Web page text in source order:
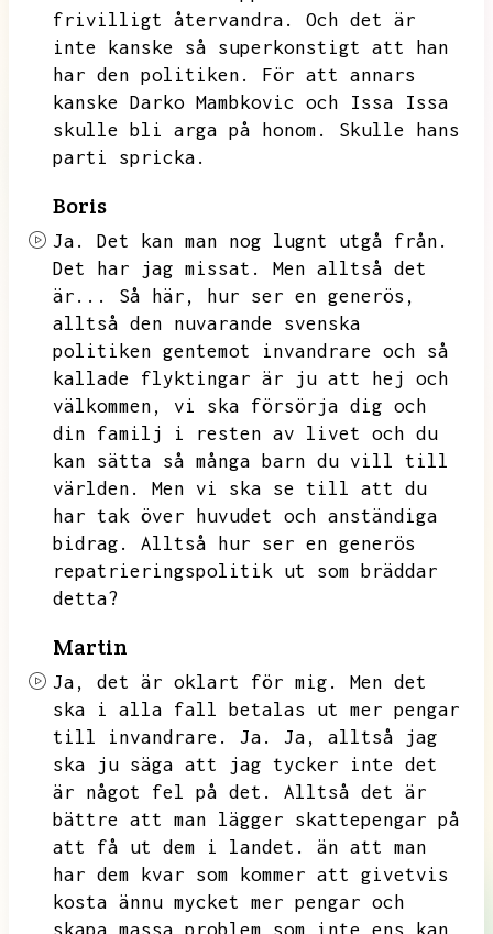
frivilligt återvandra.
Och det är
inte kanske så superkonstigt att han
har den politiken.
För att annars
kanske Darko Mambkovic och Issa Issa
skulle bli arga på honom.
Skulle hans
parti spricka.
Boris
Ja.
Det kan man nog lugnt utgå från.
Det har jag missat.
Men alltså det
är...
Så här,
hur ser en generös,
alltså den nuvarande svenska
politiken gentemot invandrare och så
kallade flyktingar är ju att hej och
välkommen,
vi ska försörja dig och
din familj i resten av livet och du
kan sätta så många barn du vill till
världen.
Men vi ska se till att du
har tak över huvudet och anständiga
bidrag.
Alltså hur ser en generös
repatrieringspolitik ut som bräddar
detta?
Martin
Ja, det är oklart för mig.
Men det
ska i alla fall betalas ut mer pengar
till invandrare.
Ja. Ja,
alltså jag
ska ju säga att jag tycker inte det
är något fel på det.
Alltså det är
bättre att man lägger skattepengar på
att få ut dem i landet.
än att man
har dem kvar som kommer att givetvis
kosta ännu mycket mer pengar och
skapa massa problem som inte ens kan